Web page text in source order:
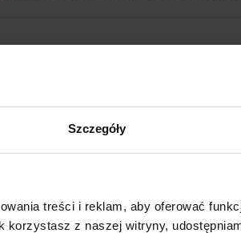
Szczegóły
treści i reklam, aby oferować
z naszej witryny,